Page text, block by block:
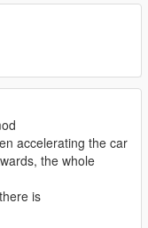
accelerating the car
the whole
is